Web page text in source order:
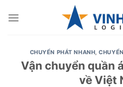
CHUYỂN PHÁT NHANH,
Vận chuyển quần
về Việt